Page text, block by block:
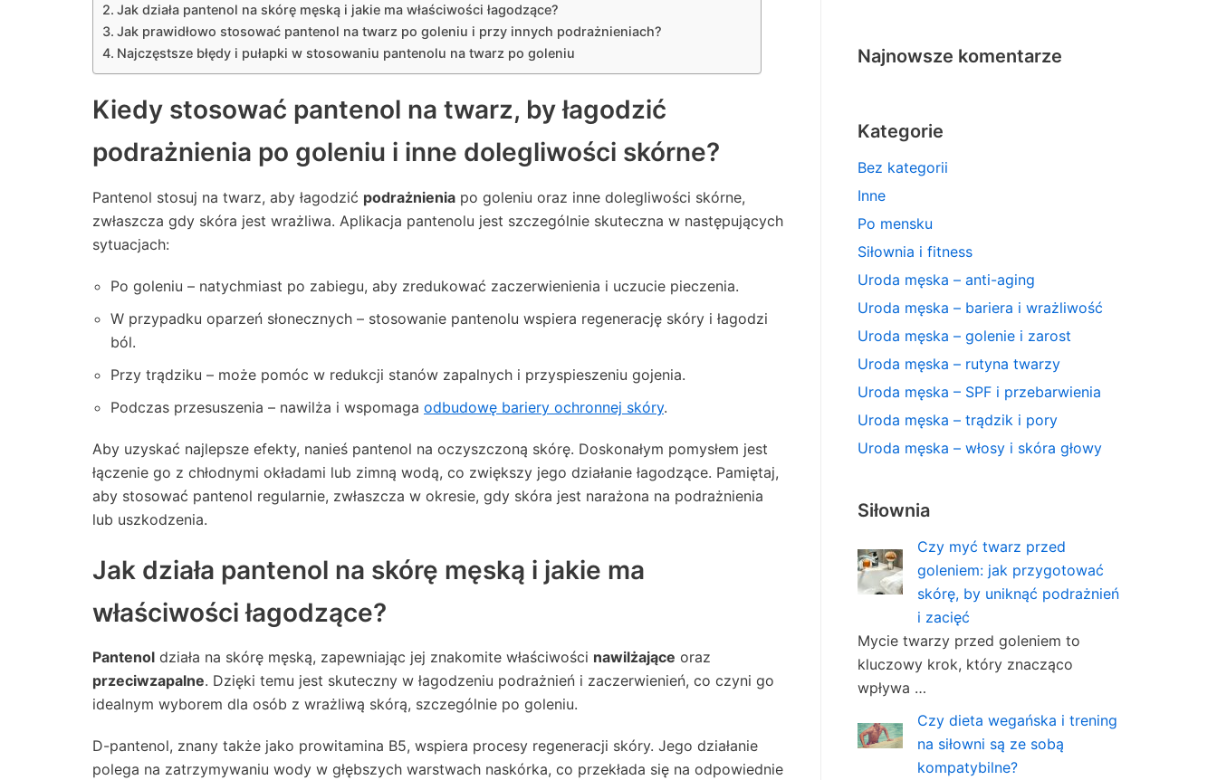
Jak działa pantenol na skórę męską i jakie ma właściwości łagodzące?
Jak prawidłowo stosować pantenol na twarz po goleniu i przy innych podrażnieniach?
Najczęstsze błędy i pułapki w stosowaniu pantenolu na twarz po goleniu
Kiedy stosować pantenol na twarz, by łagodzić
podrażnienia po goleniu i inne dolegliwości skórne?
Pantenol stosuj na twarz, aby łagodzić podrażnienia po goleniu oraz inne dolegliwości skórne,
zwłaszcza gdy skóra jest wrażliwa. Aplikacja pantenolu jest szczególnie skuteczna w następujących
sytuacjach:
Po goleniu – natychmiast po zabiegu, aby zredukować zaczerwienienia i uczucie pieczenia.
W przypadku oparzeń słonecznych – stosowanie pantenolu wspiera regenerację skóry i łagodzi
ból.
Przy trądziku – może pomóc w redukcji stanów zapalnych i przyspieszeniu gojenia.
Podczas przesuszenia – nawilża i wspomaga odbudowę bariery ochronnej skóry.
Aby uzyskać najlepsze efekty, nanieś pantenol na oczyszczoną skórę. Doskonałym pomysłem jest
łączenie go z chłodnymi okładami lub zimną wodą, co zwiększy jego działanie łagodzące. Pamiętaj,
aby stosować pantenol regularnie, zwłaszcza w okresie, gdy skóra jest narażona na podrażnienia
lub uszkodzenia.
Jak działa pantenol na skórę męską i jakie ma
właściwości łagodzące?
Pantenol działa na skórę męską, zapewniając jej znakomite właściwości nawilżające oraz
przeciwzapalne. Dzięki temu jest skuteczny w łagodzeniu podrażnień i zaczerwienień, co czyni go
idealnym wyborem dla osób z wrażliwą skórą, szczególnie po goleniu.
D-pantenol, znany także jako prowitamina B5, wspiera procesy regeneracji skóry. Jego działanie
polega na zatrzymywaniu wody w głębszych warstwach naskórka, co przekłada się na odpowiednie
Najnowsze komentarze
Kategorie
Bez kategorii
Inne
Po mensku
Siłownia i fitness
Uroda męska – anti-aging
Uroda męska – bariera i wrażliwość
Uroda męska – golenie i zarost
Uroda męska – rutyna twarzy
Uroda męska – SPF i przebarwienia
Uroda męska – trądzik i pory
Uroda męska – włosy i skóra głowy
Siłownia
Czy myć twarz przed
goleniem: jak przygotować
skórę, by uniknąć podrażnień
i zacięć
Mycie twarzy przed goleniem to
kluczowy krok, który znacząco
wpływa …
Czy dieta wegańska i trening
na siłowni są ze sobą
kompatybilne?